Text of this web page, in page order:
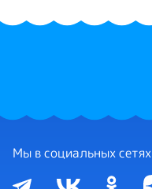
Мы в социальных сетях